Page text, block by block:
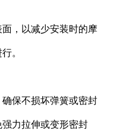
，以减少安装时的摩
。
保不损坏弹簧或密封
力拉伸或变形密封